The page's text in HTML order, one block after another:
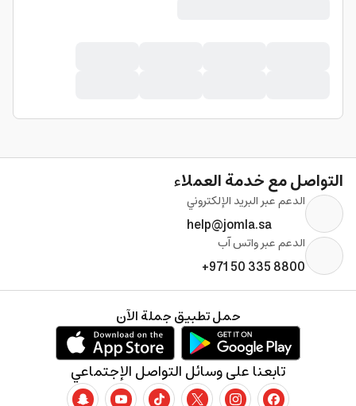
التواصل مع خدمة العملاء
الدعم عبر البريد الإلكتروني
help@jomla.sa
الدعم عبر واتس آب
+971 50 335 8800
تابعنا على وسائل التواصل الإجتماعي
حمل تطبيق جملة الآن